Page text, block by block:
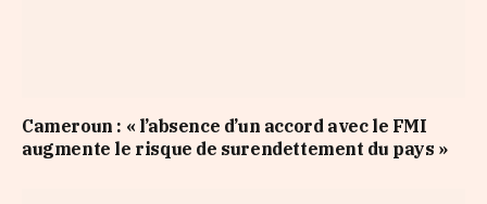
Cameroun : « l’absence d’un accord avec le FMI
augmente le risque de surendettement du pays »